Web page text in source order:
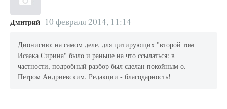
Дмитрий 10 февраля 2014, 11:14
Дионисию: на самом деле, для цитирующих "второй том
Исаака Сирина" было и раньше на что ссылаться: в
частности, подробный разбор был сделан покойным о.
Петром Андриевским. Редакции - благодарность!